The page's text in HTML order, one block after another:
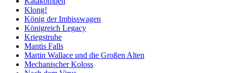
Klong!
König der Imbisswagen
Königreich Legacy
Kriegstruhe
Mantis Falls
Martin Wallace und die Großen Alten
Mechanischer Koloss